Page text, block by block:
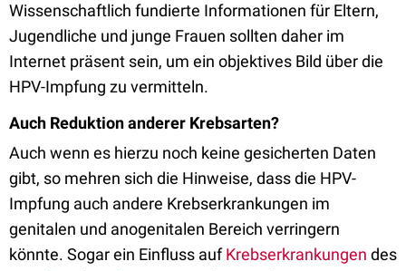
Wissenschaftlich fundierte Informationen für Eltern,
Jugendliche und junge Frauen sollten daher im
Internet präsent sein, um ein objektives Bild über die
HPV-Impfung zu vermitteln.
Auch Reduktion anderer Krebsarten?
Auch wenn es hierzu noch keine gesicherten Daten
gibt, so mehren sich die Hinweise, dass die HPV-
Impfung auch andere Krebserkrankungen im
genitalen und anogenitalen Bereich verringern
könnte. Sogar ein Einfluss aufKrebserkrankungen des